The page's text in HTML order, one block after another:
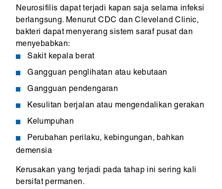
Neurosifilis dapat terjadi kapan saja selama infeksi
berlangsung. Menurut CDC dan Cleveland Clinic,
bakteri dapat menyerang sistem saraf pusat dan
menyebabkan:
Sakit kepala berat
Gangguan penglihatan atau kebutaan
Gangguan pendengaran
Kesulitan berjalan atau mengendalikan gerakan
Kelumpuhan
Perubahan perilaku, kebingungan, bahkan
demensia
Kerusakan yang terjadi pada tahap ini sering kali
bersifat permanen.